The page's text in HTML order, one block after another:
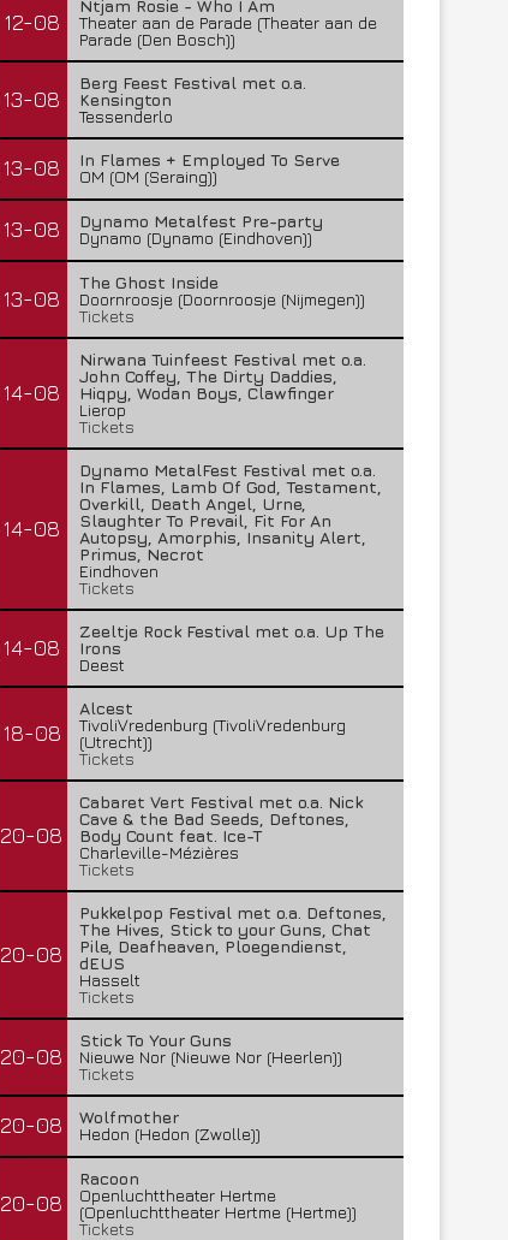
12-08
Ntjam Rosie - Who I Am
Theater aan de Parade (Theater aan de
Parade (Den Bosch))
13-08
Berg Feest Festival met o.a.
Kensington
Tessenderlo
13-08
In Flames + Employed To Serve
OM (OM (Seraing))
13-08
Dynamo Metalfest Pre-party
Dynamo (Dynamo (Eindhoven))
13-08
The Ghost Inside
Doornroosje (Doornroosje (Nijmegen))
Tickets
14-08
Nirwana Tuinfeest Festival met o.a.
John Coffey, The Dirty Daddies,
Hiqpy, Wodan Boys, Clawfinger
Lierop
Tickets
14-08
Dynamo MetalFest Festival met o.a.
In Flames, Lamb Of God, Testament,
Overkill, Death Angel, Urne,
Slaughter To Prevail, Fit For An
Autopsy, Amorphis, Insanity Alert,
Primus, Necrot
Eindhoven
Tickets
14-08
Zeeltje Rock Festival met o.a. Up The
Irons
Deest
18-08
Alcest
TivoliVredenburg (TivoliVredenburg
(Utrecht))
Tickets
20-08
Cabaret Vert Festival met o.a. Nick
Cave & the Bad Seeds, Deftones,
Body Count feat. Ice-T
Charleville-Mézières
Tickets
20-08
Pukkelpop Festival met o.a. Deftones,
The Hives, Stick to your Guns, Chat
Pile, Deafheaven, Ploegendienst,
dEUS
Hasselt
Tickets
20-08
Stick To Your Guns
Nieuwe Nor (Nieuwe Nor (Heerlen))
Tickets
20-08
Wolfmother
Hedon (Hedon (Zwolle))
20-08
Racoon
Openluchttheater Hertme
(Openluchttheater Hertme (Hertme))
Tickets